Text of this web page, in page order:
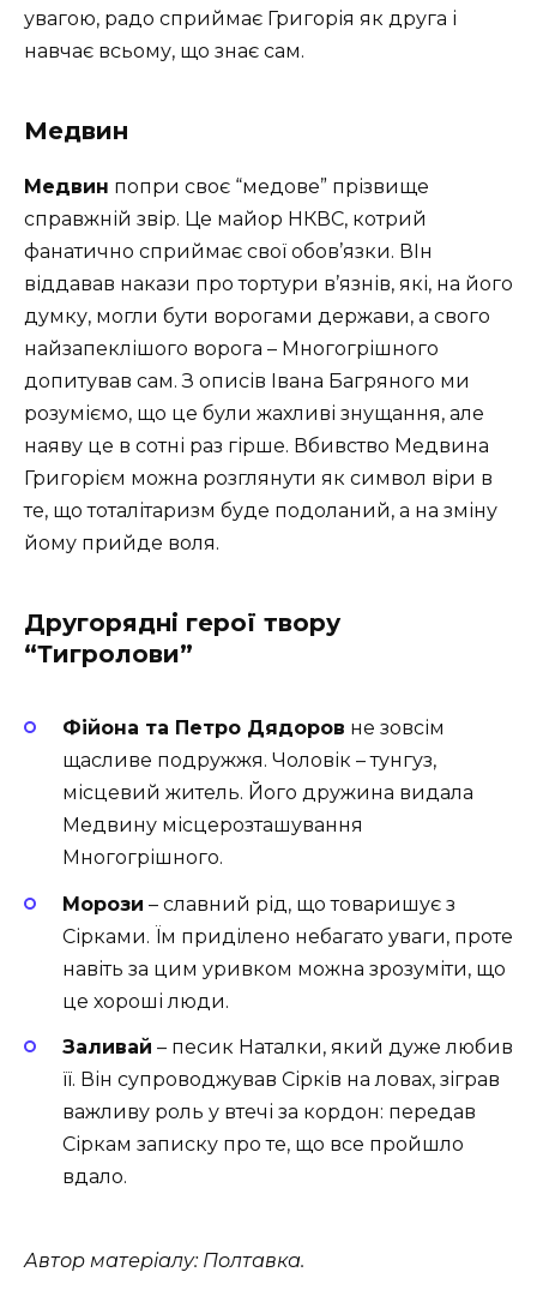
увагою, радо сприймає Григорія як друга і
навчає всьому, що знає сам.
Медвин
Медвин попри своє “медове” прізвище
справжній звір. Це майор НКВС, котрий
фанатично сприймає свої обов’язки. ВІн
віддавав накази про тортури в’язнів, які, на його
думку, могли бути ворогами держави, а свого
найзапеклішого ворога – Многогрішного
допитував сам. З описів Івана Багряного ми
розуміємо, що це були жахливі знущання, але
наяву це в сотні раз гірше. Вбивство Медвина
Григорієм можна розглянути як символ віри в
те, що тоталітаризм буде подоланий, а на зміну
йому прийде воля.
Другорядні герої твору
“Тигролови”
Фійона та Петро Дядоров не зовсім
щасливе подружжя. Чоловік – тунгуз,
місцевий житель. Його дружина видала
Медвину місцерозташування
Многогрішного.
Морози – славний рід, що товаришує з
Сірками. Їм приділено небагато уваги, проте
навіть за цим уривком можна зрозуміти, що
це хороші люди.
Заливай – песик Наталки, який дуже любив
її. Він супроводжував Сірків на ловах, зіграв
важливу роль у втечі за кордон: передав
Сіркам записку про те, що все пройшло
вдало.
Автор матеріалу: Полтавка.